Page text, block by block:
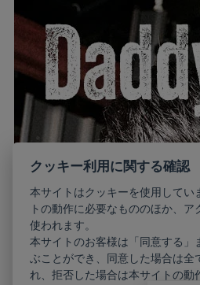
クッキー利用に関する確認
本サイトはクッキーを使用してい
使われます。
本サイトのお客様は「同意する
ぶことができ、同意した場合は全
れ、拒否した場合は本サイトの動
の使用を制限することができます
り本サイトの動作に必要最小限の